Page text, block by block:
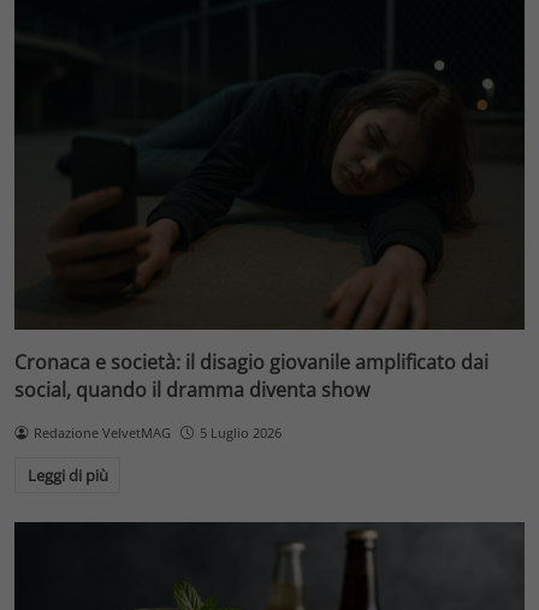
Cronaca e società: il disagio giovanile amplificato dai
social, quando il dramma diventa show
Redazione VelvetMAG 5 Luglio 2026
Leggi di più